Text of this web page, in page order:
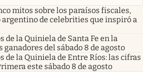
mitos sobre los paraísos fiscales,
argentino de celebrities que inspiró a
de la Quiniela de Santa Fe en la
ganadores del sábado 8 de agosto
de la Quiniela de Entre Ríos: las cifras
este sábado 8 de agosto